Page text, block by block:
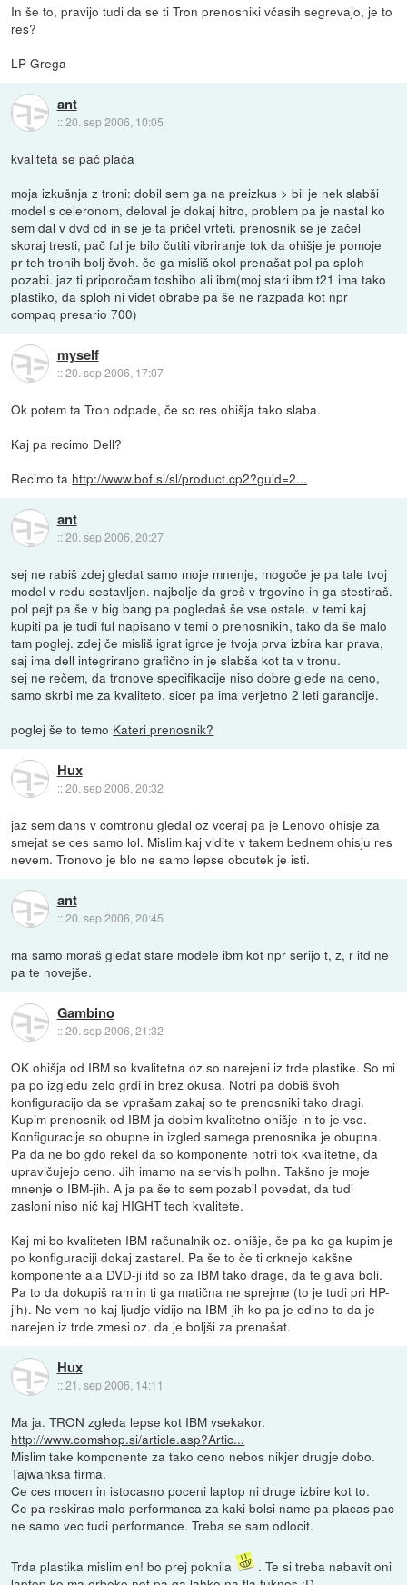
In še to, pravijo tudi da se ti Tron prenosniki včasih segrevajo, je to
res?
LP Grega
ant
::20. sep 2006, 10:05
kvaliteta se pač plača
moja izkušnja z troni: dobil sem ga na preizkus > bil je nek slabši
model s celeronom, deloval je dokaj hitro, problem pa je nastal ko
sem dal v dvd cd in se je ta pričel vrteti. prenosnik se je začel
skoraj tresti, pač ful je bilo čutiti vibriranje tok da ohišje je pomoje
pr teh tronih bolj švoh. če ga misliš okol prenašat pol pa sploh
pozabi. jaz ti priporočam toshibo ali ibm(moj stari ibm t21 ima tako
plastiko, da sploh ni videt obrabe pa še ne razpada kot npr
compaq presario 700)
myself
::20. sep 2006, 17:07
Ok potem ta Tron odpade, če so res ohišja tako slaba.
Kaj pa recimo Dell?
Recimo ta http://www.bof.si/sl/product.cp2?guid=2...
ant
::20. sep 2006, 20:27
sej ne rabiš zdej gledat samo moje mnenje, mogoče je pa tale tvoj
model v redu sestavljen. najbolje da greš v trgovino in ga stestiraš.
pol pejt pa še v big bang pa pogledaš še vse ostale. v temi kaj
kupiti pa je tudi ful napisano v temi o prenosnikih, tako da še malo
tam poglej. zdej če misliš igrat igrce je tvoja prva izbira kar prava,
saj ima dell integrirano grafično in je slabša kot ta v tronu.
sej ne rečem, da tronove specifikacije niso dobre glede na ceno,
samo skrbi me za kvaliteto. sicer pa ima verjetno 2 leti garancije.
poglej še to temo Kateri prenosnik?
Hux
::20. sep 2006, 20:32
jaz sem dans v comtronu gledal oz vceraj pa je Lenovo ohisje za
smejat se ces samo lol. Mislim kaj vidite v takem bednem ohisju res
nevem. Tronovo je blo ne samo lepse obcutek je isti.
ant
::20. sep 2006, 20:45
ma samo moraš gledat stare modele ibm kot npr serijo t, z, r itd ne
pa te novejše.
Gambino
::20. sep 2006, 21:32
OK ohišja od IBM so kvalitetna oz so narejeni iz trde plastike. So mi
pa po izgledu zelo grdi in brez okusa. Notri pa dobiš švoh
konfiguracijo da se vprašam zakaj so te prenosniki tako dragi.
Kupim prenosnik od IBM-ja dobim kvalitetno ohišje in to je vse.
Konfiguracije so obupne in izgled samega prenosnika je obupna.
Pa da ne bo gdo rekel da so komponente notri tok kvalitetne, da
upravičujejo ceno. Jih imamo na servisih polhn. Takšno je moje
mnenje o IBM-jih. A ja pa še to sem pozabil povedat, da tudi
zasloni niso nič kaj HIGHT tech kvalitete.
Kaj mi bo kvaliteten IBM računalnik oz. ohišje, če pa ko ga kupim je
po konfiguraciji dokaj zastarel. Pa še to če ti crknejo kakšne
komponente ala DVD-ji itd so za IBM tako drage, da te glava boli.
Pa to da dokupiš ram in ti ga matična ne sprejme (to je tudi pri HP-
jih). Ne vem no kaj ljudje vidijo na IBM-jih ko pa je edino to da je
narejen iz trde zmesi oz. da je boljši za prenašat.
Hux
::21. sep 2006, 14:11
Ma ja. TRON zgleda lepse kot IBM vsekakor.
http://www.comshop.si/article.asp?Artic...
Mislim take komponente za tako ceno nebos nikjer drugje dobo.
Tajwanksa firma.
Ce ces mocen in istocasno poceni laptop ni druge izbire kot to.
Ce pa reskiras malo performanca za kaki bolsi name pa placas pac
ne samo vec tudi performance. Treba se sam odlocit.
Trda plastika mislim eh! bo prej poknila
. Te si treba nabavit oni